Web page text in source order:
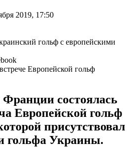
2019, 17:50
Европейской гольф
состоялась
Европейской гольф
присутствовал
гольфа Украины.